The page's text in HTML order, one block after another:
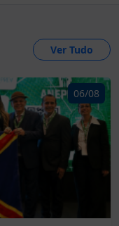
Ver Tudo
06/08